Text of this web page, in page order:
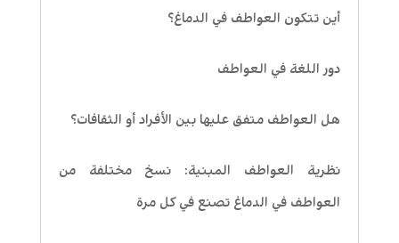
أين تتكون العواطف في الدماغ؟
دور اللغة في العواطف
هل العواطف متفق عليها بين الأفراد أو الثقافات؟
نظرية العواطف المبنية: نسخ مختلفة من
العواطف في الدماغ تصنع في كل مرة